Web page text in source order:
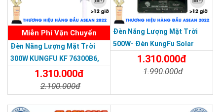
Độ bền cao, có khả năng chịu được thời tiết khắc nghiệt.
Tuổi thọ có thể lên đến 15 năm.
Miễn Phí Vận Chuyển
Đèn Năng Lượng Mặt Trời
300W KUNGFU KF 76300B6,
IP68, Bảng Giá 2026
1.310.000đ
2.100.000đ
Đèn Năng Lượng Mặt Trời
500W- Đèn KungFu Solar
Năng Lượng Mặt Trời 500W,IP
67 Loại Lớn
1.310.000đ
1.990.000đ